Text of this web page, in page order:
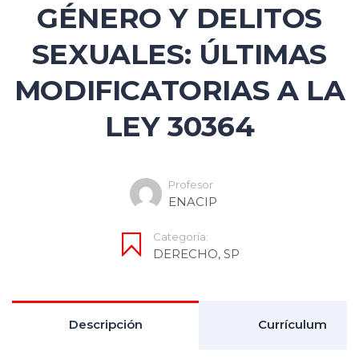
GÉNERO Y DELITOS
SEXUALES: ÚLTIMAS
MODIFICATORIAS A LA
LEY 30364
Profesor
ENACIP
Categoría:
DERECHO, SP
Descripción Currículum